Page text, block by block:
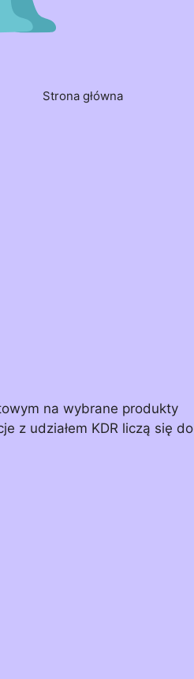
Strona główna
na wybrane produkty
z udziałem KDR liczą się do